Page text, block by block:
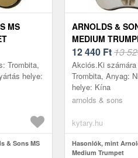
MS
Trombita,
helye:
& Sons MS
ARNOLDS &
MEDIUM
12 440 Ft13
Akciós.Ki
Trombita, Anyag:
helye: Kína
arnolds & sons
kytary.hu
Hasonlók, mint
Medium Trumpet